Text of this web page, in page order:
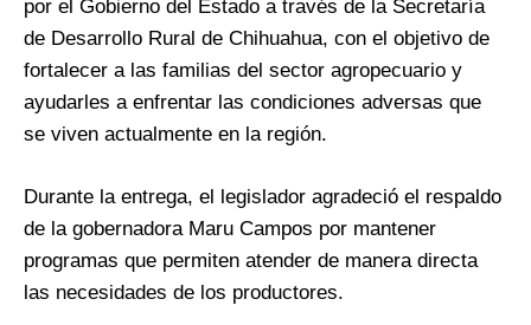
por el Gobierno del Estado a través de la Secretaría
de Desarrollo Rural de Chihuahua, con el objetivo de
fortalecer a las familias del sector agropecuario y
ayudarles a enfrentar las condiciones adversas que
se viven actualmente en la región.
Durante la entrega, el legislador agradeció el respaldo
de la gobernadora Maru Campos por mantener
programas que permiten atender de manera directa
las necesidades de los productores.